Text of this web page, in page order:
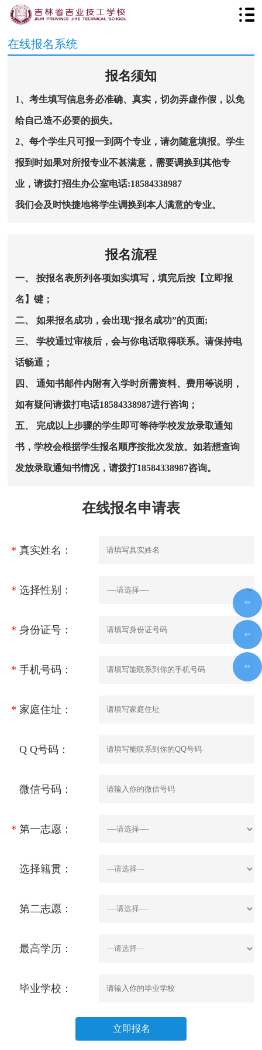
在线报名系统
报名须知
1、考生填写信息务必准确、真实，切勿弄虚作假，以免
给自己造不必要的损失。
2、每个学生只可报一到两个专业，请勿随意填报。学生
报到时如果对所报专业不甚满意，需要调换到其他专
业，请拨打招生办公室电话:18584338987
我们会及时快捷地将学生调换到本人满意的专业。
报名流程
一、 按报名表所列各项如实填写，填完后按【立即报
名】键；
二、 如果报名成功，会出现“报名成功”的页面;
三、 学校通过审核后，会与你电话取得联系。请保持电
话畅通；
四、 通知书邮件内附有入学时所需资料、费用等说明，
如有疑问请拨打电话18584338987进行咨询；
五、 完成以上步骤的学生即可等待学校发放录取通知
书，学校会根据学生报名顺序按批次发放。如若想查询
发放录取通知书情况，请拨打18584338987咨询。
在线报名申请表
* 真实姓名：
* 选择性别：
* 身份证号：
* 手机号码：
* 家庭住址：
Q Q号码：
微信号码：
* 第一志愿：
选择籍贯：
第二志愿：
最高学历：
毕业学校：
电话
咨询
报名